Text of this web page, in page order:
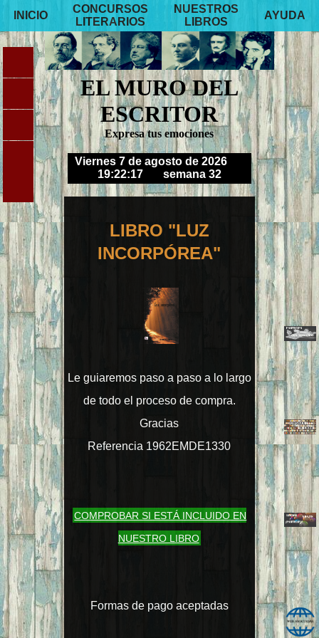
INICIO
CONCURSOS
LITERARIOS
NUESTROS
LIBROS
AYUDA
EL MURO DEL
ESCRITOR
Expresa tus emociones
Viernes 7 de agosto de 2026
19:22:18semana 32
LIBRO "LUZ
INCORPÓREA"
Le guiaremos paso a paso a lo largo
de todo el proceso de compra.
Gracias
Referencia 1962EMDE1330
COMPROBAR SI ESTÁ INCLUIDO EN
NUESTRO LIBRO
Formas de pago aceptadas